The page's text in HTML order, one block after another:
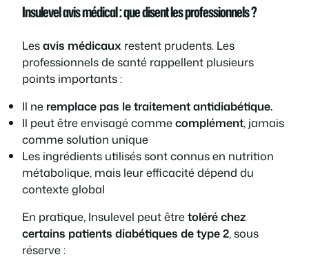
Insulevel avis médical : que disent les professionnels ?
Lesavis médicaux restent prudents. Les
professionnels de santé rappellent plusieurs
points importants :
Il ne remplace pas le traitement antidiabétique.
Il peut être envisagé commecomplément, jamais
comme solution unique
Les ingrédients utilisés sont connus en nutrition
métabolique, mais leur efficacité dépend du
contexte global
En pratique, Insulevel peut êtretoléré chez
certains patients diabétiques de type 2, sous
réserve :